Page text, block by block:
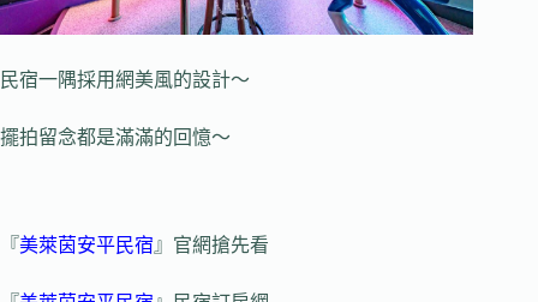
民宿一隅採用網美風的設計～
擺拍留念都是滿滿的回憶～
『美萊茵安平民宿 』官網搶先看